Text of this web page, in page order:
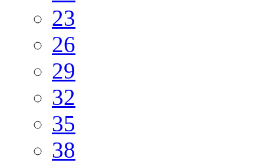
23
26
29
32
35
38